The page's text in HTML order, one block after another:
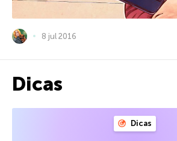
8 jul 2016
Dicas
Dicas